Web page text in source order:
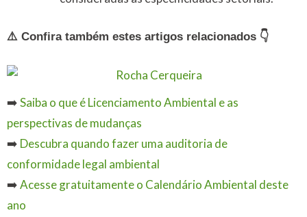
⚠️ Confira também estes artigos relacionados 👇
➡️Saiba o que é Licenciamento Ambiental e as
perspectivas de mudanças
➡️ Descubra quando fazer uma auditoria de
conformidade legal ambiental
➡️Acesse gratuitamente o Calendário Ambiental deste
ano